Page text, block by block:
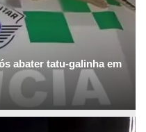
abater tatu-galinha em